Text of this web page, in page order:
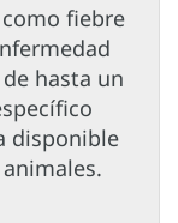
fiebre
hasta un
disponible